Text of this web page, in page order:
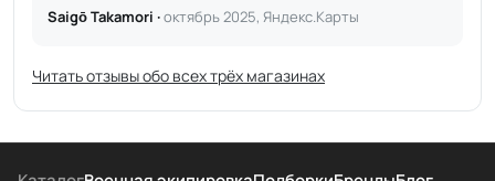
Saigō Takamori ·октябрь 2025, Яндекс.Карты
Читать отзывы обо всех трёх магазинах